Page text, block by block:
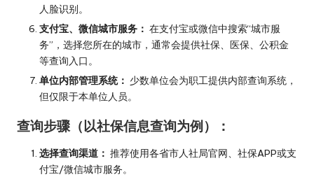
人脸识别。
支付宝、微信城市服务： 在支付宝或微信中搜索“城市服
务”，选择您所在的城市，通常会提供社保、医保、公积金
等查询入口。
单位内部管理系统： 少数单位会为职工提供内部查询系统，
但仅限于本单位人员。
查询步骤（以社保信息查询为例）：
选择查询渠道： 推荐使用各省市人社局官网、社保APP或支
付宝/微信城市服务。